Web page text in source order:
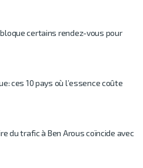
certains rendez-vous pour
ces 10 pays où l’essence coûte
du trafic à Ben Arous coïncide avec